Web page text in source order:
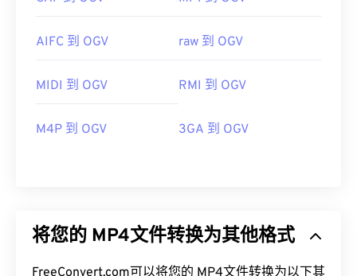
AIFC 到 OGV raw 到 OGV
MIDI 到 OGV RMI 到 OGV
M4P 到 OGV 3GA 到 OGV
将您的 MP4文件转换为其他格式